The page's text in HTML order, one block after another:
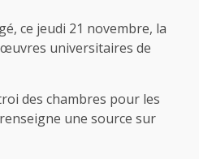
ce jeudi 21 novembre, la
universitaires de
des chambres pour les
une source sur